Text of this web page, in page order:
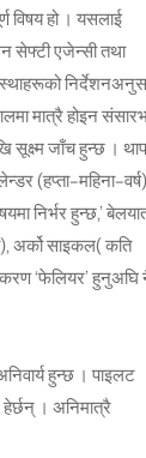
विषय हो । यसलाई
सेफ्टी एजेन्सी तथा
मात्रै होइन
सूक्ष्म जाँच हुन्छ ।
निर्भर हुन्छ,’
अर्को साइकल( कति
‘फेलियर’ हुनुअघि
हुन्छ । पाइलट
। अनिमात्रै